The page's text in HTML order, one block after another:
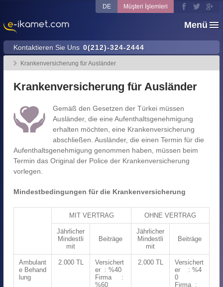
Menü
Kontaktieren Sie Uns 0(212)-324-2444
DE Müşteri İşlemleri
Krankenversicherung für Ausländer
Krankenversicherung für Ausländer
Gemäß den Gesetzen der Türkei müssen
Ausländer, die eine Aufenthaltsgenehmigung
erhalten möchten, eine Krankenversicherung
abschließen. Ausländer, die einen Termin für die
Aufenthaltsgenehmigung genommen haben, müssen beim
Termin das Original der Police der Krankenversicherung
vorlegen.
Mindestbedingungen für die Krankenversicherung
MIT VERTRAG OHNE VERTRAG
Jährlicher
Mindestli
mit
Beiträge
Jährlicher
Mindestli
mit
Beiträge
Ambulant
e Behand
lung
2.000 TL
Versichert
er : %40
Firma :
%60
2.000 TL
Versichert
er : %4
0
Firma :